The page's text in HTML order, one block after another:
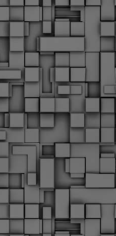
αναζητεί σχετικό
και σας το παρουσιάζει σε
καλούμε, αν διαπιστώσετε ότι
μπορείτε να στέλνετε το
ώστε να το
οι 75 νέοι δημοτικοί
ζήτησε ο Αγγελούδης
αστυνομίας στο δήμο
Τετάρτης 18 Μαρτίου
αστυνομικοί.
αποκτά ένα ισχυρό σώμα η
πιο κοντά στον πολίτη. Είχα την
ορκωμοσία τους.
εβδομάδα οι αφίξεις των
Αστυνομικών στους
τους - Πλήρες